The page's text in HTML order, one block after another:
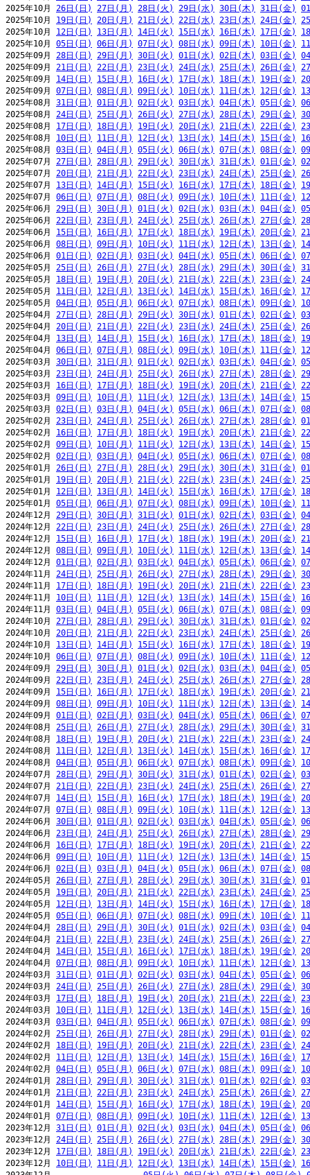
2025年10月 26日(日) 27日(月) 28日(火) 29日(水) 30日(木) 31日(金)
2025年10月 19日(日) 20日(月) 21日(火) 22日(水) 23日(木) 24日(金)
2025年10月 12日(日) 13日(月) 14日(火) 15日(水) 16日(木) 17日(金)
2025年10月 05日(日) 06日(月) 07日(火) 08日(水) 09日(木) 10日(金)
2025年09月 28日(日) 29日(月) 30日(火) 01日(水) 02日(木) 03日(金)
2025年09月 21日(日) 22日(月) 23日(火) 24日(水) 25日(木) 26日(金)
2025年09月 14日(日) 15日(月) 16日(火) 17日(水) 18日(木) 19日(金)
2025年09月 07日(日) 08日(月) 09日(火) 10日(水) 11日(木) 12日(金)
2025年08月 31日(日) 01日(月) 02日(火) 03日(水) 04日(木) 05日(金)
2025年08月 24日(日) 25日(月) 26日(火) 27日(水) 28日(木) 29日(金)
2025年08月 17日(日) 18日(月) 19日(火) 20日(水) 21日(木) 22日(金)
2025年08月 10日(日) 11日(月) 12日(火) 13日(水) 14日(木) 15日(金)
2025年08月 03日(日) 04日(月) 05日(火) 06日(水) 07日(木) 08日(金)
2025年07月 27日(日) 28日(月) 29日(火) 30日(水) 31日(木) 01日(金)
2025年07月 20日(日) 21日(月) 22日(火) 23日(水) 24日(木) 25日(金)
2025年07月 13日(日) 14日(月) 15日(火) 16日(水) 17日(木) 18日(金)
2025年07月 06日(日) 07日(月) 08日(火) 09日(水) 10日(木) 11日(金)
2025年06月 29日(日) 30日(月) 01日(火) 02日(水) 03日(木) 04日(金)
2025年06月 22日(日) 23日(月) 24日(火) 25日(水) 26日(木) 27日(金)
2025年06月 15日(日) 16日(月) 17日(火) 18日(水) 19日(木) 20日(金)
2025年06月 08日(日) 09日(月) 10日(火) 11日(水) 12日(木) 13日(金)
2025年06月 01日(日) 02日(月) 03日(火) 04日(水) 05日(木) 06日(金)
2025年05月 25日(日) 26日(月) 27日(火) 28日(水) 29日(木) 30日(金)
2025年05月 18日(日) 19日(月) 20日(火) 21日(水) 22日(木) 23日(金)
2025年05月 11日(日) 12日(月) 13日(火) 14日(水) 15日(木) 16日(金)
2025年05月 04日(日) 05日(月) 06日(火) 07日(水) 08日(木) 09日(金)
2025年04月 27日(日) 28日(月) 29日(火) 30日(水) 01日(木) 02日(金)
2025年04月 20日(日) 21日(月) 22日(火) 23日(水) 24日(木) 25日(金)
2025年04月 13日(日) 14日(月) 15日(火) 16日(水) 17日(木) 18日(金)
2025年04月 06日(日) 07日(月) 08日(火) 09日(水) 10日(木) 11日(金)
2025年03月 30日(日) 31日(月) 01日(火) 02日(水) 03日(木) 04日(金)
2025年03月 23日(日) 24日(月) 25日(火) 26日(水) 27日(木) 28日(金)
2025年03月 16日(日) 17日(月) 18日(火) 19日(水) 20日(木) 21日(金)
2025年03月 09日(日) 10日(月) 11日(火) 12日(水) 13日(木) 14日(金)
2025年03月 02日(日) 03日(月) 04日(火) 05日(水) 06日(木) 07日(金)
2025年02月 23日(日) 24日(月) 25日(火) 26日(水) 27日(木) 28日(金)
2025年02月 16日(日) 17日(月) 18日(火) 19日(水) 20日(木) 21日(金)
2025年02月 09日(日) 10日(月) 11日(火) 12日(水) 13日(木) 14日(金)
2025年02月 02日(日) 03日(月) 04日(火) 05日(水) 06日(木) 07日(金)
2025年01月 26日(日) 27日(月) 28日(火) 29日(水) 30日(木) 31日(金)
2025年01月 19日(日) 20日(月) 21日(火) 22日(水) 23日(木) 24日(金)
2025年01月 12日(日) 13日(月) 14日(火) 15日(水) 16日(木) 17日(金)
2025年01月 05日(日) 06日(月) 07日(火) 08日(水) 09日(木) 10日(金)
2024年12月 29日(日) 30日(月) 31日(火) 01日(水) 02日(木) 03日(金)
2024年12月 22日(日) 23日(月) 24日(火) 25日(水) 26日(木) 27日(金)
2024年12月 15日(日) 16日(月) 17日(火) 18日(水) 19日(木) 20日(金)
2024年12月 08日(日) 09日(月) 10日(火) 11日(水) 12日(木) 13日(金)
2024年12月 01日(日) 02日(月) 03日(火) 04日(水) 05日(木) 06日(金)
2024年11月 24日(日) 25日(月) 26日(火) 27日(水) 28日(木) 29日(金)
2024年11月 17日(日) 18日(月) 19日(火) 20日(水) 21日(木) 22日(金)
2024年11月 10日(日) 11日(月) 12日(火) 13日(水) 14日(木) 15日(金)
2024年11月 03日(日) 04日(月) 05日(火) 06日(水) 07日(木) 08日(金)
2024年10月 27日(日) 28日(月) 29日(火) 30日(水) 31日(木) 01日(金)
2024年10月 20日(日) 21日(月) 22日(火) 23日(水) 24日(木) 25日(金)
2024年10月 13日(日) 14日(月) 15日(火) 16日(水) 17日(木) 18日(金)
2024年10月 06日(日) 07日(月) 08日(火) 09日(水) 10日(木) 11日(金)
2024年09月 29日(日) 30日(月) 01日(火) 02日(水) 03日(木) 04日(金)
2024年09月 22日(日) 23日(月) 24日(火) 25日(水) 26日(木) 27日(金)
2024年09月 15日(日) 16日(月) 17日(火) 18日(水) 19日(木) 20日(金)
2024年09月 08日(日) 09日(月) 10日(火) 11日(水) 12日(木) 13日(金)
2024年09月 01日(日) 02日(月) 03日(火) 04日(水) 05日(木) 06日(金)
2024年08月 25日(日) 26日(月) 27日(火) 28日(水) 29日(木) 30日(金)
2024年08月 18日(日) 19日(月) 20日(火) 21日(水) 22日(木) 23日(金)
2024年08月 11日(日) 12日(月) 13日(火) 14日(水) 15日(木) 16日(金)
2024年08月 04日(日) 05日(月) 06日(火) 07日(水) 08日(木) 09日(金)
2024年07月 28日(日) 29日(月) 30日(火) 31日(水) 01日(木) 02日(金)
2024年07月 21日(日) 22日(月) 23日(火) 24日(水) 25日(木) 26日(金)
2024年07月 14日(日) 15日(月) 16日(火) 17日(水) 18日(木) 19日(金)
2024年07月 07日(日) 08日(月) 09日(火) 10日(水) 11日(木) 12日(金)
2024年06月 30日(日) 01日(月) 02日(火) 03日(水) 04日(木) 05日(金)
2024年06月 23日(日) 24日(月) 25日(火) 26日(水) 27日(木) 28日(金)
2024年06月 16日(日) 17日(月) 18日(火) 19日(水) 20日(木) 21日(金)
2024年06月 09日(日) 10日(月) 11日(火) 12日(水) 13日(木) 14日(金)
2024年06月 02日(日) 03日(月) 04日(火) 05日(水) 06日(木) 07日(金)
2024年05月 26日(日) 27日(月) 28日(火) 29日(水) 30日(木) 31日(金)
2024年05月 19日(日) 20日(月) 21日(火) 22日(水) 23日(木) 24日(金)
2024年05月 12日(日) 13日(月) 14日(火) 15日(水) 16日(木) 17日(金)
2024年05月 05日(日) 06日(月) 07日(火) 08日(水) 09日(木) 10日(金)
2024年04月 28日(日) 29日(月) 30日(火) 01日(水) 02日(木) 03日(金)
2024年04月 21日(日) 22日(月) 23日(火) 24日(水) 25日(木) 26日(金)
2024年04月 14日(日) 15日(月) 16日(火) 17日(水) 18日(木) 19日(金)
2024年04月 07日(日) 08日(月) 09日(火) 10日(水) 11日(木) 12日(金)
2024年03月 31日(日) 01日(月) 02日(火) 03日(水) 04日(木) 05日(金)
2024年03月 24日(日) 25日(月) 26日(火) 27日(水) 28日(木) 29日(金)
2024年03月 17日(日) 18日(月) 19日(火) 20日(水) 21日(木) 22日(金)
2024年03月 10日(日) 11日(月) 12日(火) 13日(水) 14日(木) 15日(金)
2024年03月 03日(日) 04日(月) 05日(火) 06日(水) 07日(木) 08日(金)
2024年02月 25日(日) 26日(月) 27日(火) 28日(水) 29日(木) 01日(金)
2024年02月 18日(日) 19日(月) 20日(火) 21日(水) 22日(木) 23日(金)
2024年02月 11日(日) 12日(月) 13日(火) 14日(水) 15日(木) 16日(金)
2024年02月 04日(日) 05日(月) 06日(火) 07日(水) 08日(木) 09日(金)
2024年01月 28日(日) 29日(月) 30日(火) 31日(水) 01日(木) 02日(金)
2024年01月 21日(日) 22日(月) 23日(火) 24日(水) 25日(木) 26日(金)
2024年01月 14日(日) 15日(月) 16日(火) 17日(水) 18日(木) 19日(金)
2024年01月 07日(日) 08日(月) 09日(火) 10日(水) 11日(木) 12日(金)
2023年12月 31日(日) 01日(月) 02日(火) 03日(水) 04日(木) 05日(金)
2023年12月 24日(日) 25日(月) 26日(火) 27日(水) 28日(木) 29日(金)
2023年12月 17日(日) 18日(月) 19日(火) 20日(水) 21日(木) 22日(金)
2023年12月 10日(日) 11日(月) 12日(火) 13日(水) 14日(木) 15日(金)